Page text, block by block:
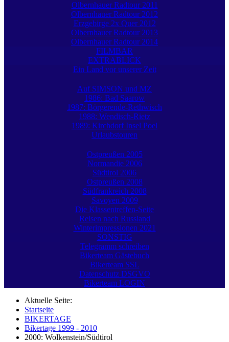
Olbernhauer Radtour 2011
Olbernhauer Radtour 2012
Erzgebirge 2x Quer 2012
Olbernhauer Radtour 2013
Olbernhauer Radtour 2014
FILMBAR
EXTRABLICK
Ein Land vor unserer Zeit
Auf SIMSON und MZ
1986: Bad Saarow
1987: Börgerende-Rethwisch
1988: Wendisch-Rietz
1989: Kirchdorf Insel Poel
Urlaubstouren
Ostpreußen 2005
Normandie 2006
Südtirol 2006
Ostpreußen 2008
Südfrankreich 2008
Savoyen 2009
Die Klassentreffen-Seite
Reisen nach Russland
Winterimpressionen 2021
SONSTIG
Telegramm schreiben
Bikerteam Gästebuch
Bikerteam SSL
Datenschutz DSGVO
Bikerteam LOGIN
Aktuelle Seite:
Startseite
BIKERTAGE
Bikertage 1999 - 2010
2000: Wolkenstein/Südtirol